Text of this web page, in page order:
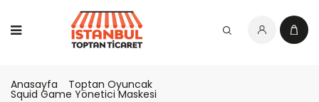
Anasayfa Toptan Oyuncak
Squid Game Yönetici Maskesi